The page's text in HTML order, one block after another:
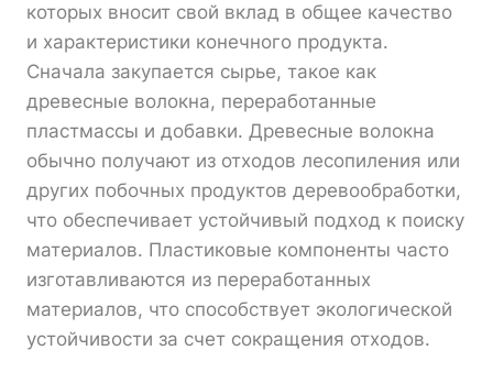
которых вносит свой вклад в общее качество
и характеристики конечного продукта.
Сначала закупается сырье, такое как
древесные волокна, переработанные
пластмассы и добавки. Древесные волокна
обычно получают из отходов лесопиления или
других побочных продуктов деревообработки,
что обеспечивает устойчивый подход к поиску
материалов. Пластиковые компоненты часто
изготавливаются из переработанных
материалов, что способствует экологической
устойчивости за счет сокращения отходов.